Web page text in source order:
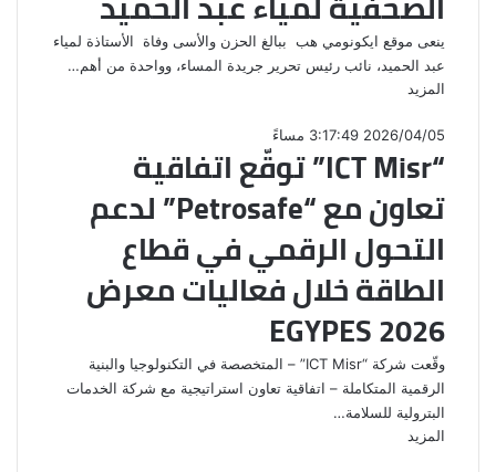
ينعى موقع ايكونومي هب ببالغ الحزن والأسى وفاة الأستاذة لمياء
عبد الحميد، نائب رئيس تحرير جريدة المساء، وواحدة من أهم…
المزيد
2026/04/05 3:17:49 مساءً
“ICT Misr” توقّع اتفاقية
تعاون مع “Petrosafe” لدعم
التحول الرقمي في قطاع
الطاقة خلال فعاليات معرض
EGYPES 2026
وقّعت شركة “ICT Misr” – المتخصصة في التكنولوجيا والبنية
الرقمية المتكاملة – اتفاقية تعاون استراتيجية مع شركة الخدمات
البترولية للسلامة…
المزيد